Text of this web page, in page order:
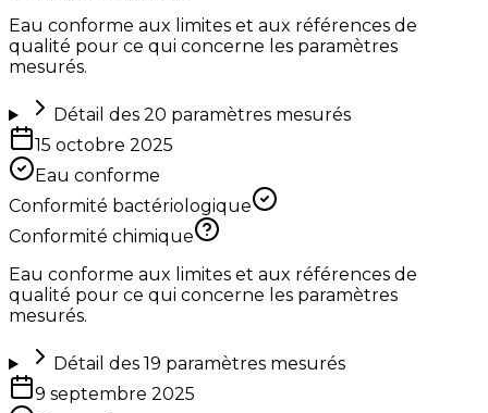
Eau conforme aux limites et aux références de
qualité pour ce qui concerne les paramètres
mesurés.
Détail des 20 paramètres mesurés
15 octobre 2025
Eau conforme
Conformité bactériologique
Conformité chimique
Eau conforme aux limites et aux références de
qualité pour ce qui concerne les paramètres
mesurés.
Détail des 19 paramètres mesurés
9 septembre 2025